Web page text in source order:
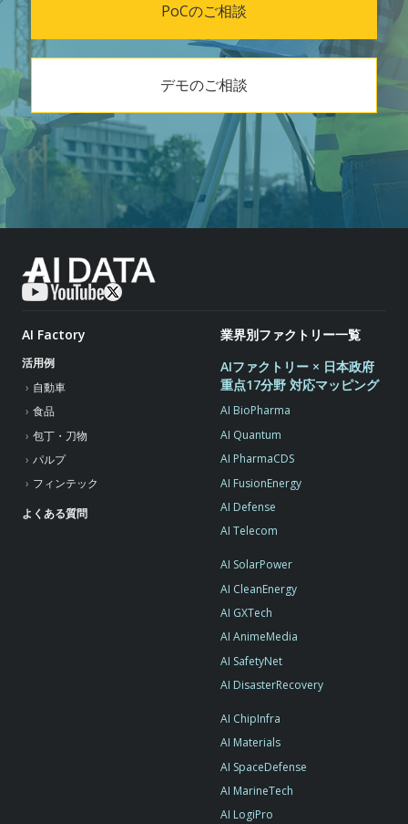
PoCのご相談
デモのご相談
AI Factory
活用例
自動車
食品
包丁・刀物
パルプ
フィンテック
よくある質問
業界別ファクトリー一覧
AIファクトリー × 日本政府
重点17分野 対応マッピング
AI BioPharma
AI Quantum
AI PharmaCDS
AI FusionEnergy
AI Defense
AI Telecom
AI SolarPower
AI CleanEnergy
AI GXTech
AI AnimeMedia
AI SafetyNet
AI DisasterRecovery
AI ChipInfra
AI Materials
AI SpaceDefense
AI MarineTech
AI LogiPro